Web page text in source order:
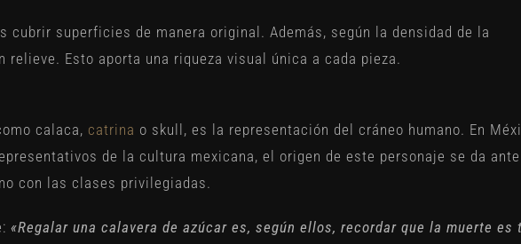
cubrir superficies de manera original. Además, según la densidad de la
relieve. Esto aporta una riqueza visual única a cada pieza.
calaca, catrina o skull, es la representación del cráneo humano. En
de la cultura mexicana, el origen de este personaje se da ante
con las clases privilegiadas.
«Regalar una calavera de azúcar es, según ellos, recordar que la muerte es